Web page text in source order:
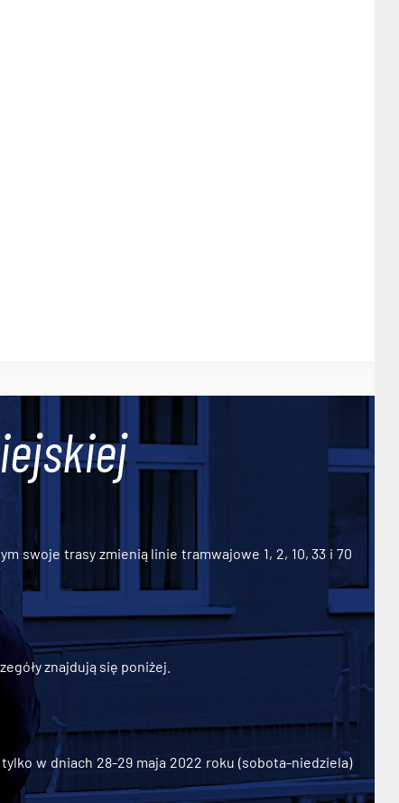
swoje trasy zmienią linie tramwajowe 1, 2, 10, 33 i 70
znajdują się poniżej.
w dniach 28-29 maja 2022 roku (sobota-niedziela)